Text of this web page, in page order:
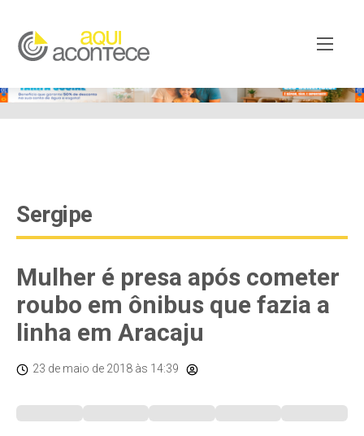
Xy8lpYSLnxw-AX8 google-site-verification:
googleb82de9a22cec23e8.html
Sergipe
Mulher é presa após cometer
roubo em ônibus que fazia a
linha em Aracaju
23 de maio de 2018 às 14:39